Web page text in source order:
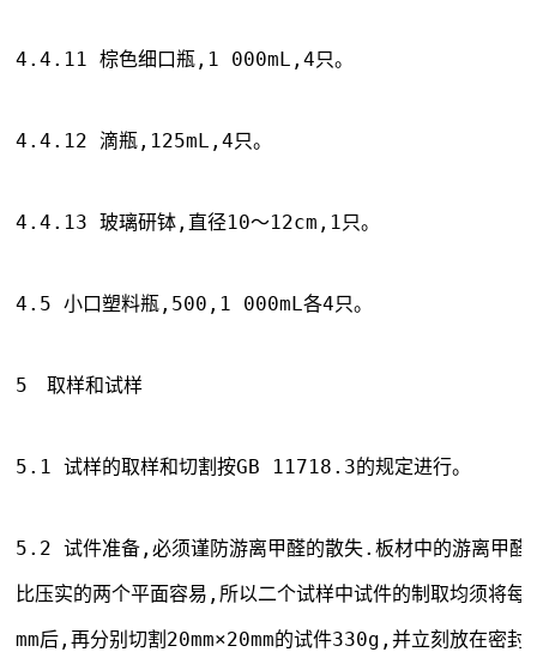
4.4.11 棕色细口瓶,1 000mL,4只。
4.4.12 滴瓶,125mL,4只。
4.4.13 玻璃研钵,直径10～12cm,1只。
4.5 小口塑料瓶,500,1 000mL各4只。
5　取样和试样
5.1 试样的取样和切割按GB 11718.3的规定进行。
5.2 试件准备,必须谨防游离甲醛的散失.板材中的游离甲醛
比压实的两个平面容易,所以二个试样中试件的制取均须将每
mm后,再分别切割20mm×20mm的试件330g,并立刻放在密